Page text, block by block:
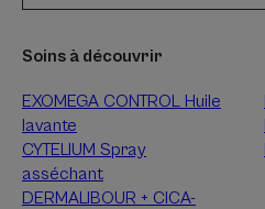
Soins à découvrir
EXOMEGA CONTROL Huile
lavante
CYTELIUM Spray
asséchant
DERMALIBOUR + CICA-